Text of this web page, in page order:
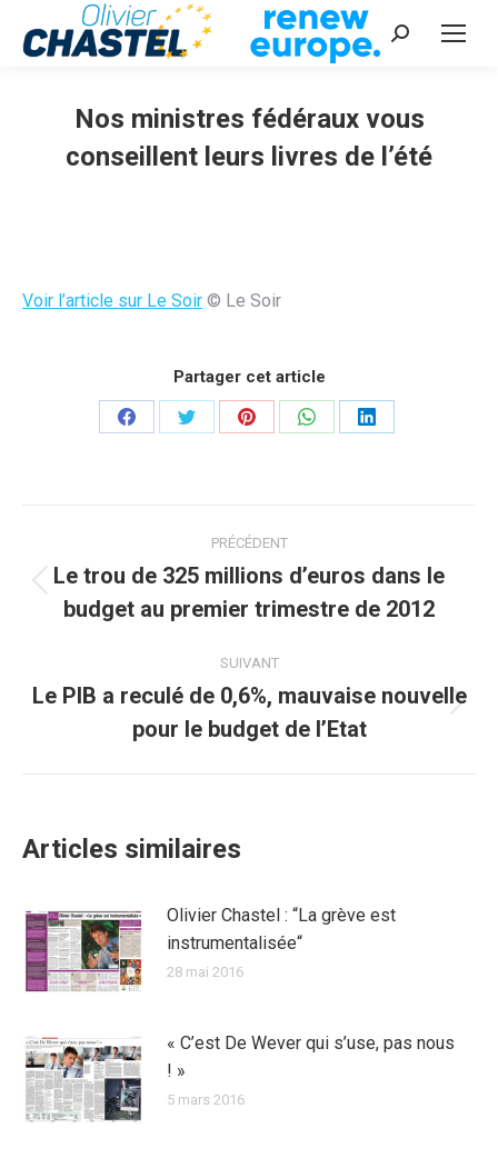
Recherche
Nos ministres fédéraux vous
conseillent leurs livres de l’été
Voir l’article sur Le Soir © Le Soir
Partager cet article
PartagerPartagerPartagerPartagerPartager
article
PRÉCÉDENT
précédent
Le trou de 325 millions d’euros dans le
budget au premier trimestre de 2012
SUIVANT
Article
suivant
Le PIB a reculé de 0,6%, mauvaise nouvelle
pour le budget de l’Etat
Articles similaires
Olivier Chastel : “La grève est
instrumentalisée“
28 mai 2016
« C’est De Wever qui s’use, pas nous
! »
5 mars 2016